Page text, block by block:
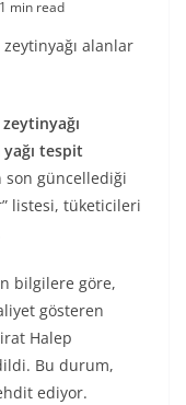
1 min read
zeytinyağı alanlar
tespit
son güncellediği
listesi, tüketicileri
bilgilere göre,
gösteren
Halep
Bu durum,
ediyor.